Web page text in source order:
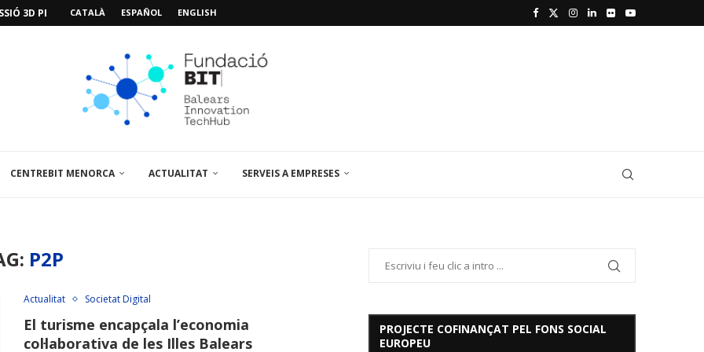
3D PER A...CATALÀ ESPAÑOL ENGLISH
CENTREBIT MENORCA ACTUALITAT SERVEIS A EMPRESES
P2P
Actualitat Societat Digital
El turisme encapçala l’economia
col·laborativa de les Illes Balears
PROJECTE COFINANÇAT PEL FONS SOCIAL
EUROPEU